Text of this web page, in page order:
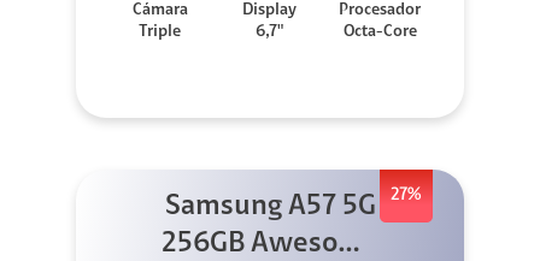
Cámara
Triple
Display
6,7"
Procesador
Octa-Core
27%
Samsung A57 5G
256GB Awesome